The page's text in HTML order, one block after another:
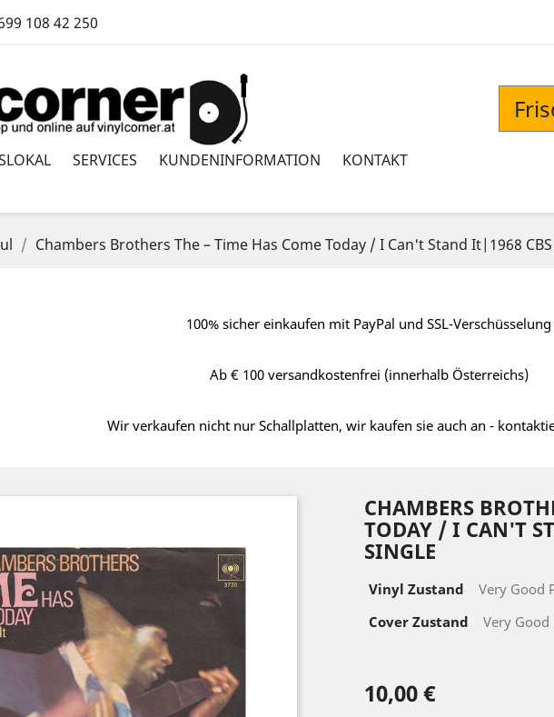
108 42 250
SERVICES KUNDENINFORMATION KONTAKT
Chambers Brothers ‎The – Time Has Come Today / I Can't Stand It|1968
100% sicher einkaufen mit PayPal und SSL-Verschüsselung
Ab € 100 versandkostenfrei (innerhalb Österreichs)
Wir verkaufen nicht nur Schallplatten, wir kaufen sie auch an -
CHAMBERS
TODAY / I CAN'T
SINGLE
Vinyl Zustand
Very Good
Cover Zustand
Very Good
10,00 €